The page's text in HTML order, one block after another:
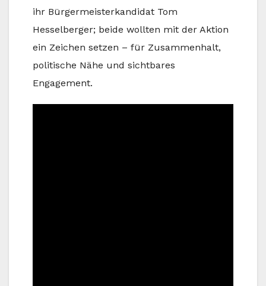
ihr Bürgermeisterkandidat Tom
Hesselberger; beide wollten mit der Aktion
ein Zeichen setzen – für Zusammenhalt,
politische Nähe und sichtbares
Engagement.